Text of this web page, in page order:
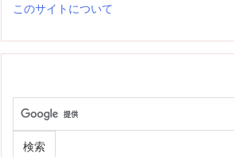
このサイトについて